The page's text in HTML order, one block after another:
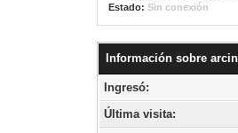
Estado: Sin conexión
Información sobre
Ingresó:
Última visita: